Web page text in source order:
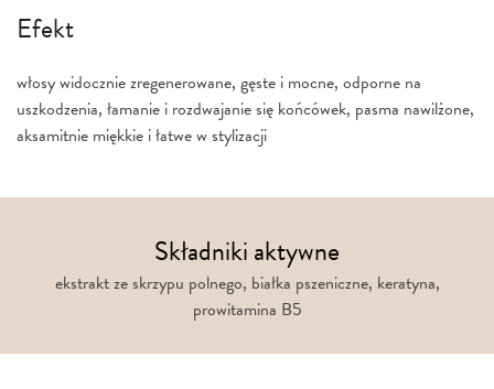
Efekt
włosy widocznie zregenerowane, gęste i mocne, odporne na
uszkodzenia, łamanie i rozdwajanie się końcówek, pasma nawilżone,
aksamitnie miękkie i łatwe w stylizacji
Składniki aktywne
ekstrakt ze skrzypu polnego, białka pszeniczne, keratyna,
prowitamina B5